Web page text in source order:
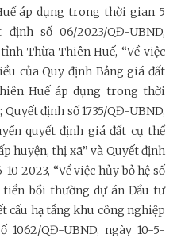
áp dụng trong thời gian 5
định số 06/2023/QĐ-UBND,
Thừa Thiên Huế, “Về việc
của Quy định Bảng giá đất
Huế áp dụng trong thời
định số 1735/QĐ-UBND,
quyết định giá đất cụ thể
huyện, thị xã” và Quyết định
2023, “Về việc hủy bỏ hệ số
bồi thường dự án Đầu tư
cấu hạ tầng khu công nghiệp
QĐ-UBND, ngày 10-5-